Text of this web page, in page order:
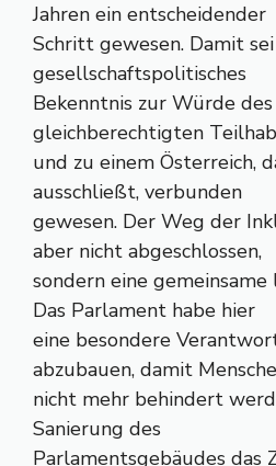
Jahren ein entscheidender
Schritt gewesen. Damit
gesellschaftspolitisches
Bekenntnis zur Würde
gleichberechtigten
und zu einem Österreich,
ausschließt, verbunden
gewesen. Der Weg der
aber nicht abgeschlossen,
sondern eine
Das Parlament habe hier
eine besondere
abzubauen, damit
nicht mehr behindert
Sanierung des
Parlamentsgebäudes das